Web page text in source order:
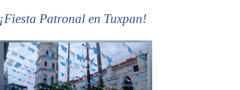
¡Fiesta Patronal en Tuxpan!